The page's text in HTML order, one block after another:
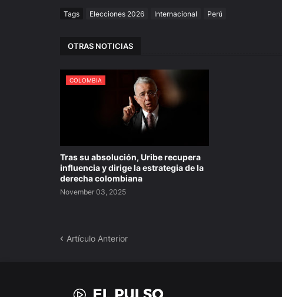
Tags Elecciones 2026 Internacional Perú
OTRAS NOTICIAS
COLOMBIA
Tras su absolución, Uribe recupera
influencia y dirige la estrategia de la
derecha colombiana
November 03, 2025
Artículo Anterior